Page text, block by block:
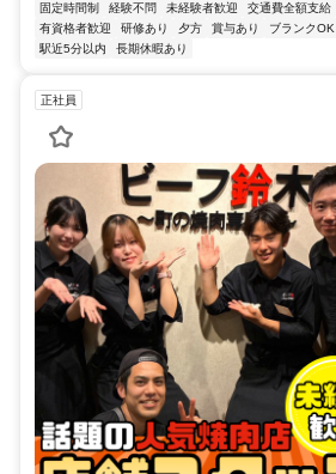
固定時間制
経験不問 未経験者歓迎 交通費全額支給
有資格者歓迎
研修あり 夕方 賞与あり ブランクOK
駅近5分以内
長期休暇あり
正社員